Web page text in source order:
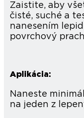
Zaistite, aby
čisté, suché a
nanesením
povrchový
Aplikácia:
Naneste
na jeden z